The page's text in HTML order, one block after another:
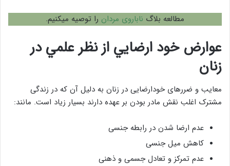
مطالعه بلاگ ناباروی مردان را توصیه میکنیم.
عوارض خود ارضايي از نظر علمي در
زنان
معایب و ضررهای خودارضایی در زنان به دلیل آن که در زندگی
مشترک اغلب نقش مادر بودن بر عهده دارند بسیار زیاد است. مانند:
عدم ارضا شدن در رابطه جنسی
کاهش میل جنسی
عدم تمرکز و تعادل جسمی و ذهنی